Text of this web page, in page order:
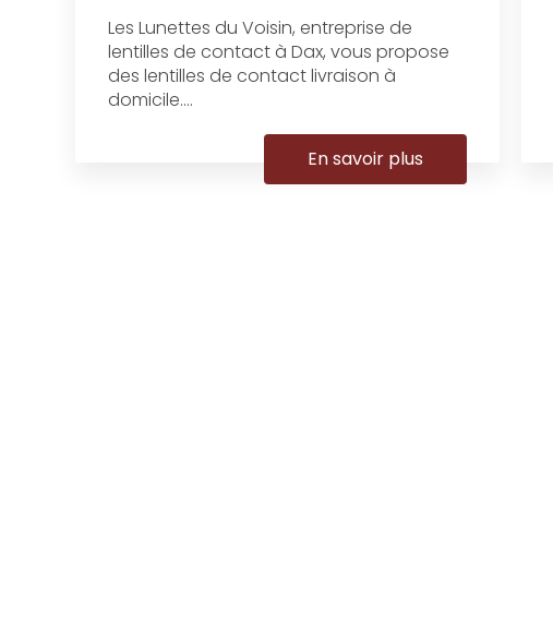
Les Lunettes du Voisin, entreprise de
lentilles de contact à Dax, vous propose
des lentilles de contact livraison à
domicile....
En savoir plus